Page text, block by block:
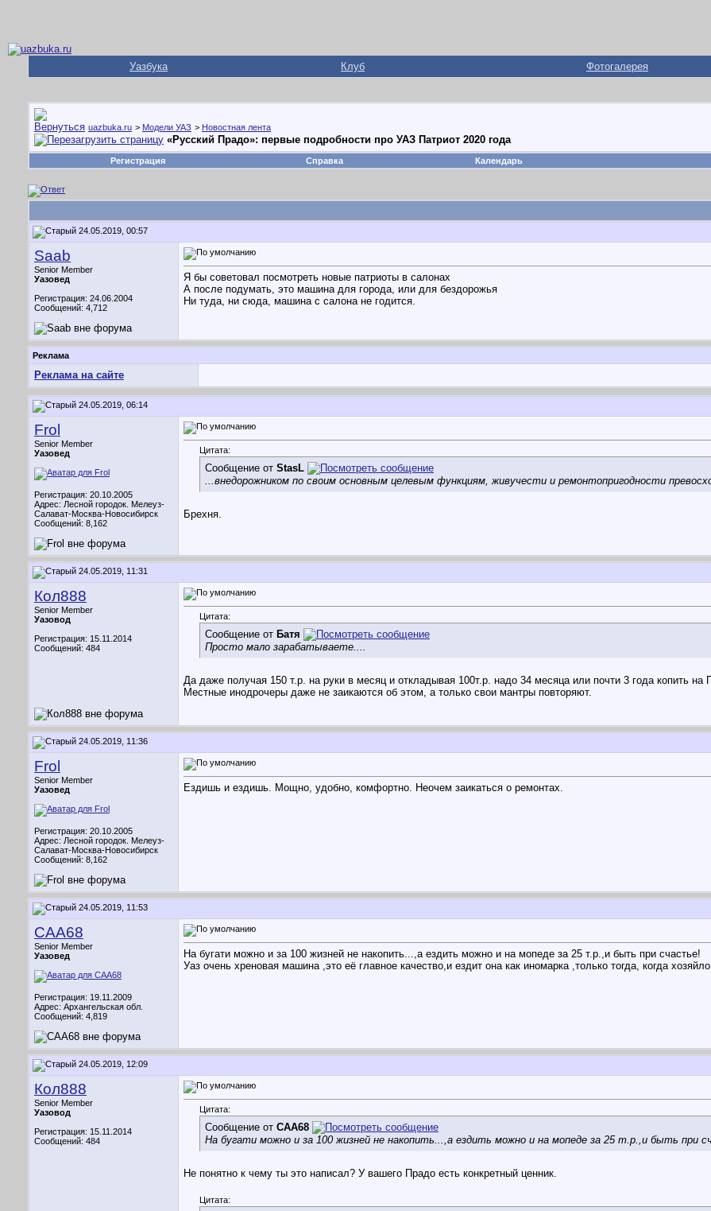
Уазбука Клуб Фотогалерея
uazbuka.ru > Модели УАЗ > Новостная лента
«Русский Прадо»: первые подробности про УАЗ Патриот 2020 года
Регистрация Справка Календарь
24.05.2019, 00:57
Saab
Senior Member
Уазовед
Регистрация: 24.06.2004
Сообщений: 4,712
Я бы советовал посмотреть новые патриоты в салонах
А после подумать, это машина для города, или для бездорожья
Ни туда, ни сюда, машина с салона не годится.
Реклама
Реклама на сайте
24.05.2019, 06:14
Frol
Senior Member
Уазовед
Регистрация: 20.10.2005
Адрес: Лесной городок. Мелеуз-
Салават-Москва-Новосибирск
Сообщений: 8,162
Цитата:
Сообщение от StasL
...внедорожником по своим основным целевым функциям, живучести и ремонтопригодности
Брехня.
24.05.2019, 11:31
Кол888
Senior Member
Уазовод
Регистрация: 15.11.2014
Сообщений: 484
Цитата:
Сообщение от Батя
Просто мало зарабатываете....
Да даже получая 150 т.р. на руки в месяц и откладывая 100т.р. надо 34 месяца или почти 3 года копить
Местные инодрочеры даже не заикаются об этом, а только свои мантры повторяют.
24.05.2019, 11:36
Frol
Senior Member
Уазовед
Регистрация: 20.10.2005
Адрес: Лесной городок. Мелеуз-
Салават-Москва-Новосибирск
Сообщений: 8,162
Ездишь и ездишь. Мощно, удобно, комфортно. Неочем заикаться о ремонтах.
24.05.2019, 11:53
CAA68
Senior Member
Уазовед
Регистрация: 19.11.2009
Адрес: Архангельская обл.
Сообщений: 4,819
На бугати можно и за 100 жизней не накопить...,а ездить можно и на мопеде за 25 т.р.,и быть при счастье!
Уаз очень хреновая машина ,это её главное качество,и ездит она как иномарка ,только тогда, когда
24.05.2019, 12:09
Кол888
Senior Member
Уазовод
Регистрация: 15.11.2014
Сообщений: 484
Цитата:
Сообщение от CAA68
На бугати можно и за 100 жизней не накопить...,а ездить можно и на мопеде за 25 т.р.,и быть при
Не понятно к чему ты это написал? У вашего Прадо есть конкретный ценник.
Цитата: